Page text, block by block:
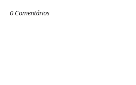
0 Comentários